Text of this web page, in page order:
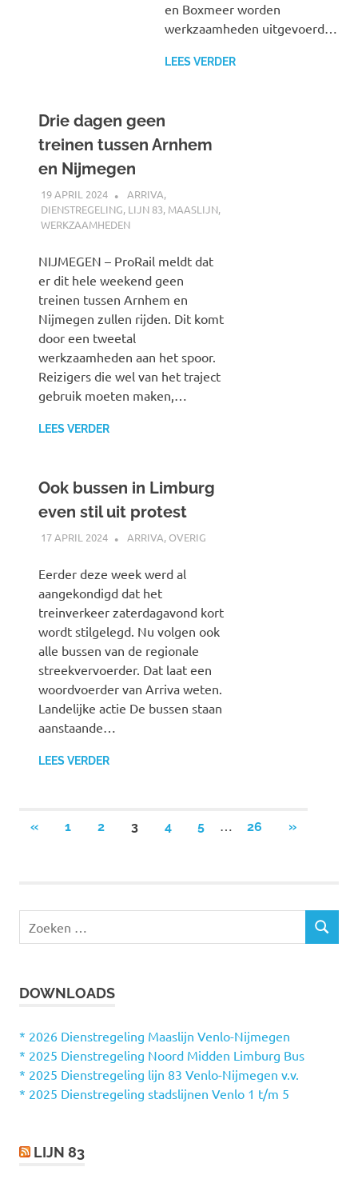
en Boxmeer worden
werkzaamheden uitgevoerd…
LEES VERDER
Drie dagen geen
treinen tussen Arnhem
en Nijmegen
19 APRIL 2024 SPOORZOEKER
ARRIVA,
DIENSTREGELING, LIJN 83, MAASLIJN,
WERKZAAMHEDEN
NIJMEGEN – ProRail meldt dat
er dit hele weekend geen
treinen tussen Arnhem en
Nijmegen zullen rijden. Dit komt
door een tweetal
werkzaamheden aan het spoor.
Reizigers die wel van het traject
gebruik moeten maken,…
LEES VERDER
Ook bussen in Limburg
even stil uit protest
17 APRIL 2024 SPOORZOEKER
ARRIVA, OVERIG
Eerder deze week werd al
aangekondigd dat het
treinverkeer zaterdagavond kort
wordt stilgelegd. Nu volgen ook
alle bussen van de regionale
streekvervoerder. Dat laat een
woordvoerder van Arriva weten.
Landelijke actie De bussen staan
aanstaande…
LEES VERDER
« VORIGE
1 2 3 4 5 26
VOLGENDE
»
e
n
a
a
r
Z
DOWNLOADS
* 2026 Dienstregeling Maaslijn Venlo-Nijmegen
* 2025 Dienstregeling Noord Midden Limburg Bus
* 2025 Dienstregeling lijn 83 Venlo-Nijmegen v.v.
* 2025 Dienstregeling stadslijnen Venlo 1 t/m 5
LIJN 83